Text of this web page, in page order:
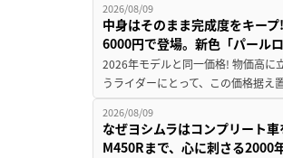
2026/08/09
中身はそのまま完成度をキー
6000円で登場。新色「パール
2026年モデルと同一価格! 物価高に
うライダーにとって、この価格据
2026/08/09
なぜヨシムラはコンプリート
M450Rまで、心に刺さる2000